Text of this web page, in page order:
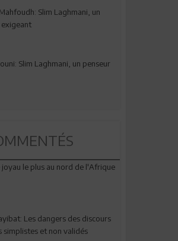
Slim Laghmani, un
Slim Laghmani, un penseur
joyau le plus au nord de l'Afrique
Les dangers des discours
simplistes et non validés